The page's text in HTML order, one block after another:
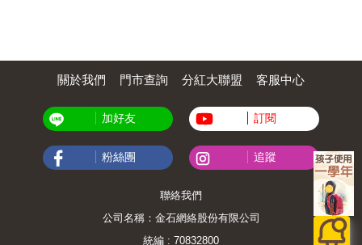
美國亞馬遜網路書店讀者4.5顆星好評推薦 ●17
個不同攝影主題的教學課程、22位國家地理攝
影專家的解構、分享上百個攝影觀念與技巧 ●
照片與鏡頭背後的故事
關於我們 門市查詢 分紅大聯盟 客服中心
加好友 訂閱
粉絲團 追蹤
聯絡我們
公司名稱：金石網絡股份有限公司
統編 : 70832800